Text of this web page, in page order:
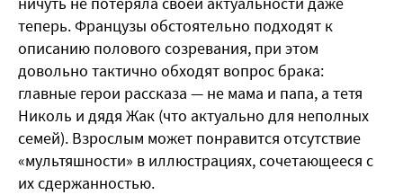
теперь. Французы обстоятельно подходят к
описанию полового созревания, при этом
довольно тактично обходят вопрос брака:
главные герои рассказа — не мама и папа, а тетя
Николь и дядя Жак (что актуально для неполных
семей). Взрослым может понравится отсутствие
«мультяшности» в иллюстрациях, сочетающееся с
их сдержанностью.